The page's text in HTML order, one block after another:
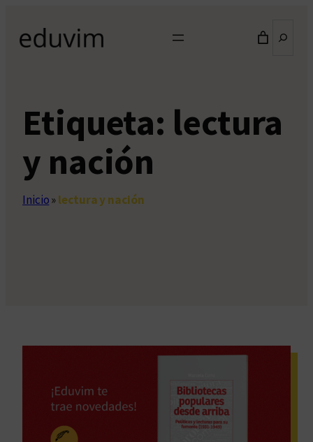
contenido
Etiqueta: lectura
y nación
Inicio»lectura y nación